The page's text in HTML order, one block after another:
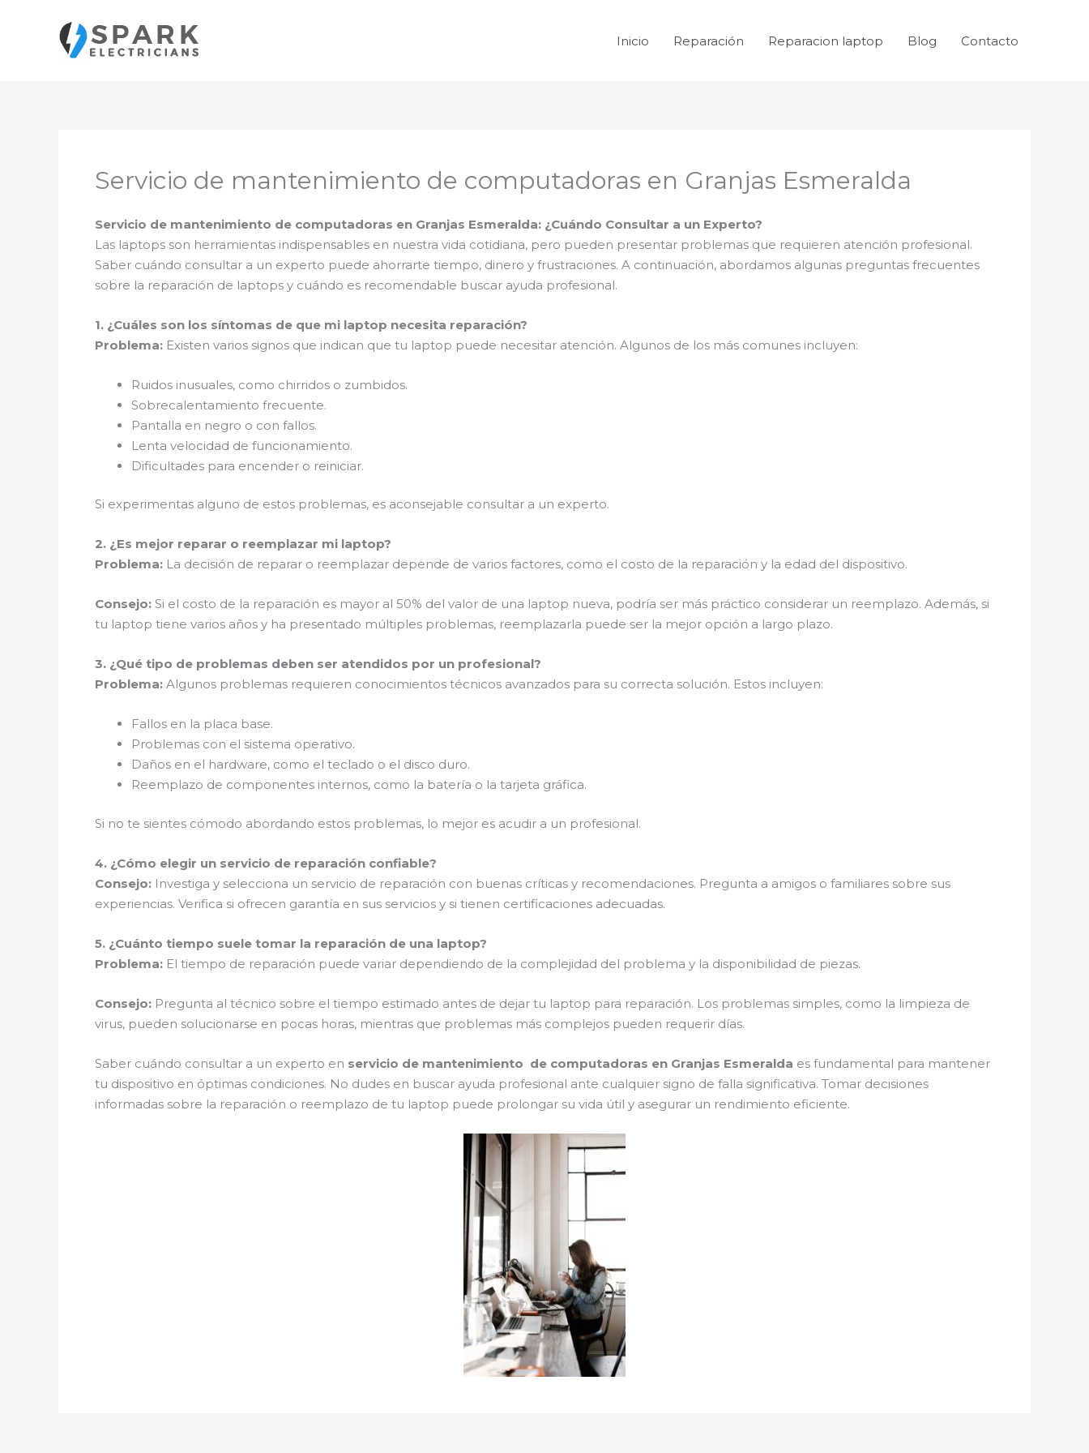
contenido
Inicio Reparación Reparacion laptop Blog Contacto
Servicio de mantenimiento de computadoras en Granjas Esmeralda
Servicio de mantenimiento de computadoras en Granjas Esmeralda: ¿Cuándo Consultar a un Experto?
Las laptops son herramientas indispensables en nuestra vida cotidiana, pero pueden presentar problemas que requieren atención profesional.
Saber cuándo consultar a un experto puede ahorrarte tiempo, dinero y frustraciones. A continuación, abordamos algunas preguntas frecuentes
sobre la reparación de laptops y cuándo es recomendable buscar ayuda profesional.
1. ¿Cuáles son los síntomas de que mi laptop necesita reparación?
Problema: Existen varios signos que indican que tu laptop puede necesitar atención. Algunos de los más comunes incluyen:
Ruidos inusuales, como chirridos o zumbidos.
Sobrecalentamiento frecuente.
Pantalla en negro o con fallos.
Lenta velocidad de funcionamiento.
Dificultades para encender o reiniciar.
Si experimentas alguno de estos problemas, es aconsejable consultar a un experto.
2. ¿Es mejor reparar o reemplazar mi laptop?
Problema: La decisión de reparar o reemplazar depende de varios factores, como el costo de la reparación y la edad del dispositivo.
Consejo: Si el costo de la reparación es mayor al 50% del valor de una laptop nueva, podría ser más práctico considerar un reemplazo. Además, si
tu laptop tiene varios años y ha presentado múltiples problemas, reemplazarla puede ser la mejor opción a largo plazo.
3. ¿Qué tipo de problemas deben ser atendidos por un profesional?
Problema: Algunos problemas requieren conocimientos técnicos avanzados para su correcta solución. Estos incluyen:
Fallos en la placa base.
Problemas con el sistema operativo.
Daños en el hardware, como el teclado o el disco duro.
Reemplazo de componentes internos, como la batería o la tarjeta gráfica.
Si no te sientes cómodo abordando estos problemas, lo mejor es acudir a un profesional.
4. ¿Cómo elegir un servicio de reparación confiable?
Consejo: Investiga y selecciona un servicio de reparación con buenas críticas y recomendaciones. Pregunta a amigos o familiares sobre sus
experiencias. Verifica si ofrecen garantía en sus servicios y si tienen certificaciones adecuadas.
5. ¿Cuánto tiempo suele tomar la reparación de una laptop?
Problema: El tiempo de reparación puede variar dependiendo de la complejidad del problema y la disponibilidad de piezas.
Consejo: Pregunta al técnico sobre el tiempo estimado antes de dejar tu laptop para reparación. Los problemas simples, como la limpieza de
virus, pueden solucionarse en pocas horas, mientras que problemas más complejos pueden requerir días.
Saber cuándo consultar a un experto en servicio de mantenimiento de computadoras en Granjas Esmeralda es fundamental para mantener
tu dispositivo en óptimas condiciones. No dudes en buscar ayuda profesional ante cualquier signo de falla significativa. Tomar decisiones
informadas sobre la reparación o reemplazo de tu laptop puede prolongar su vida útil y asegurar un rendimiento eficiente.